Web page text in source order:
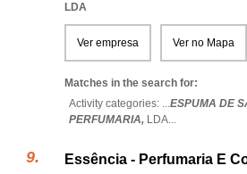
LDA
Ver empresa Ver no Mapa
Matches in the search for:
Activity categories: ...ESPUMA DE
PERFUMARIA, LDA...
Essência - Perfumaria E